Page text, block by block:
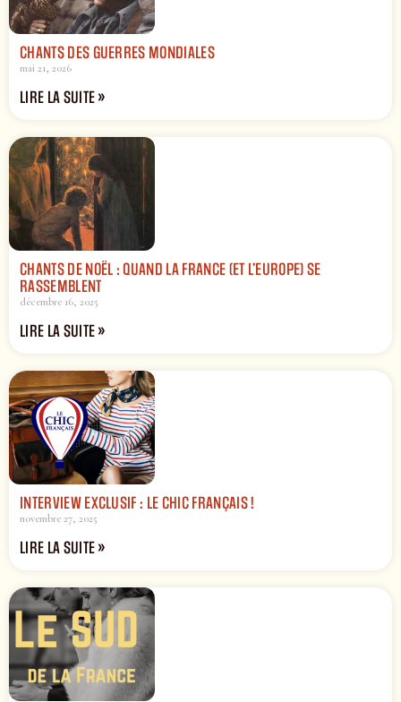
CHANTS DES GUERRES MONDIALES
mai 21, 2026
LIRE LA SUITE »
CHANTS DE NOËL : QUAND LA FRANCE (ET L’EUROPE) SE
RASSEMBLENT
décembre 16, 2025
LIRE LA SUITE »
INTERVIEW EXCLUSIF : LE CHIC FRANÇAIS !
novembre 27, 2025
LIRE LA SUITE »